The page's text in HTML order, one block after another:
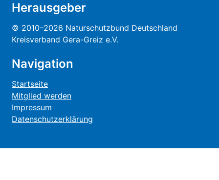
Herausgeber
© 2010–2026 Naturschutzbund Deutschland
Kreisverband Gera-Greiz e.V.
Navigation
Startseite
Mitglied werden
Impressum
Datenschutzerklärung